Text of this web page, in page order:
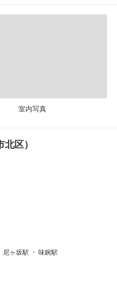
室内写真
区）
尼ヶ坂駅 ・ 味鋺駅